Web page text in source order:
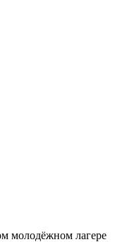
молодёжном лагере